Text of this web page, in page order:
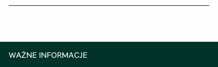
WAŻNE INFORMACJE